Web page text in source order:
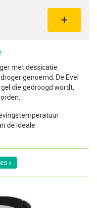
met dessicatie
genoemd. De Evel
die gedroogd wordt,
de ideale